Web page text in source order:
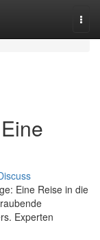
Eine Reise in die
Experten